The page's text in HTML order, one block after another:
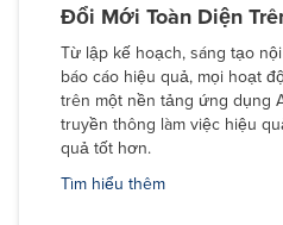
Đổi Mới Toàn Diện
Từ lập kế hoạch, sáng tạo
báo cáo hiệu quả, mọi hoạt
trên một nền tảng ứng dụng
truyền thông làm việc hiệu
quả tốt hơn.
Tìm hiểu thêm